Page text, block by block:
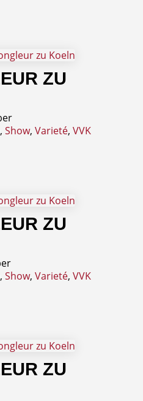
ZU
, Show, Varieté, VVK
ZU
, Show, Varieté, VVK
ZU